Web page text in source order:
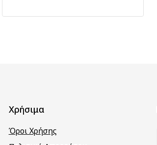
Χρήσιμα
Όροι Χρήσης